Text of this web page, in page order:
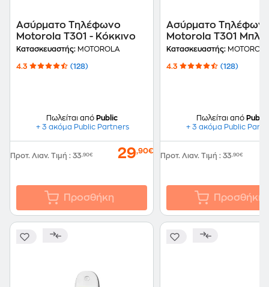
Ασύρματο Τηλέφωνο
Motorola T301 - Κόκκινο
Κατασκευαστής: MOTOROLA
4.3 (128)
Πωλείται από Public
+ 3 ακόμα Public Partners
Προτ. Λιαν. Τιμή : 33,90€ 29,90€
Προσθήκη
Ασύρματο
Motorola T301 Μπλε
Κατασκευαστής:
4.3 (128)
Πωλείται από Public
+ 3 ακόμα Public
Προτ. Λιαν. Τιμή : 33,90€
Προσθήκη